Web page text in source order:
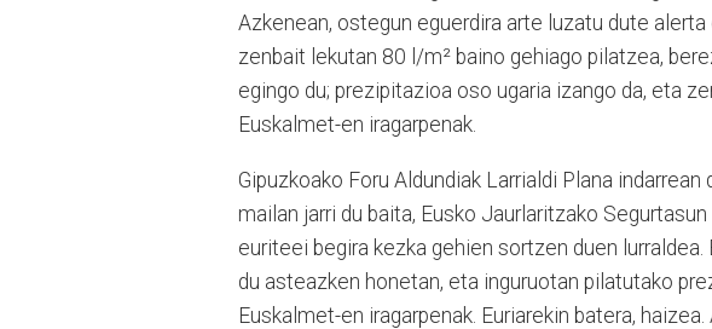
Azkenean, ostegun eguerdira arte luzatu dute
zenbait lekutan 80 l/m² baino gehiago pilatzea,
egingo du; prezipitazioa oso ugaria izango da, eta
Euskalmet-en iragarpenak.
Gipuzkoako Foru Aldundiak Larrialdi Plana
mailan jarri du baita, Eusko Jaurlaritzako
euriteei begira kezka gehien sortzen duen
du asteazken honetan, eta inguruotan pilatutako
Euskalmet-en iragarpenak. Euriarekin batera,